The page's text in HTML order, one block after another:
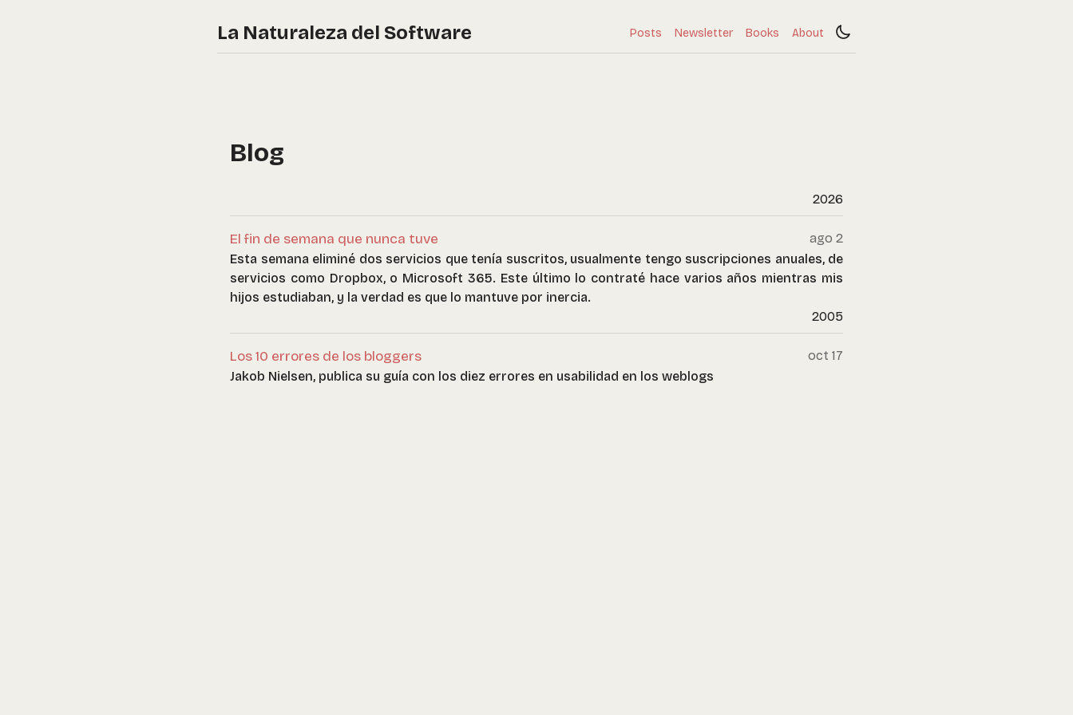
La Naturaleza del Software Posts Newsletter Books About
Blog
2026
El fin de semana que nunca tuve
ago 2
Esta semana eliminé dos servicios que tenía suscritos, usualmente tengo suscripciones anuales, de
servicios como Dropbox, o Microsoft 365. Este último lo contraté hace varios años mientras mis
hijos estudiaban, y la verdad es que lo mantuve por inercia.
2005
Los 10 errores de los bloggers
oct 17
Jakob Nielsen, publica su guía con los diez errores en usabilidad en los weblogs